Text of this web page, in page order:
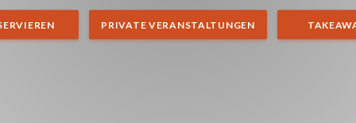
PRIVATE VERANSTALTUNGEN